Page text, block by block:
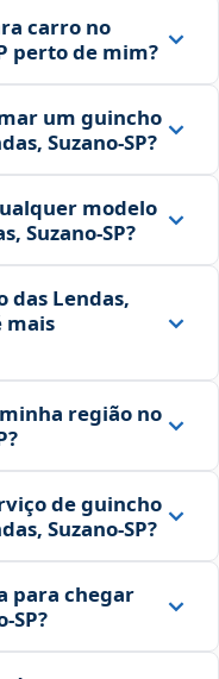
carro no
perto de mim?
um guincho
Suzano‑SP?
modelo
Suzano‑SP?
das Lendas,
mais
região no
de guincho
Suzano‑SP?
para chegar